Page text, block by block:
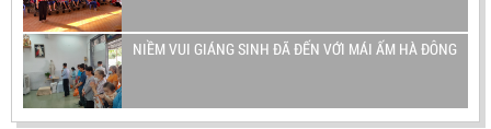
NIỀM VUI GIÁNG SINH ĐÃ ĐẾN VỚI MÁI ẤM HÀ ĐÔNG